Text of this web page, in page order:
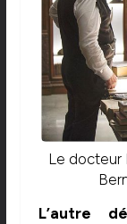
Le docteur
L’autre